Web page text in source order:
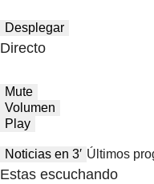
Desplegar
Directo
Mute
Volumen
Play
Noticias en 3′ Últimos
Estas escuchando